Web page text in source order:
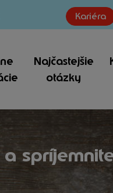
Kariéra
Najčastejšie
otázky